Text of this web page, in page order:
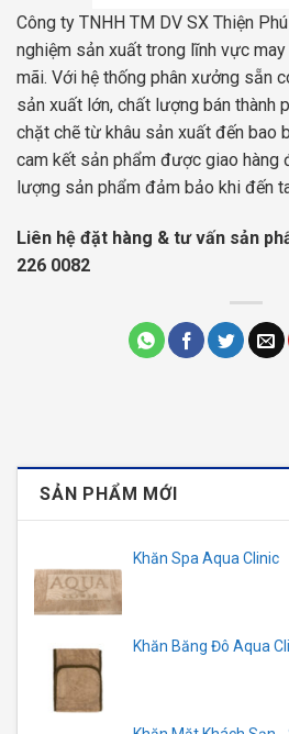
Công ty TNHH TM DV SX Thiện
nghiệm sản xuất trong lĩnh vực
mãi. Với hệ thống phân xưởng sẵn
sản xuất lớn, chất lượng bán thành
chặt chẽ từ khâu sản xuất đến bao
cam kết sản phẩm được giao hàng
lượng sản phẩm đảm bảo khi đến
Liên hệ đặt hàng & tư vấn sản
226 0082
SẢN PHẨM MỚI
Khăn Spa Aqua Clinic
Khăn Băng Đô Aqua